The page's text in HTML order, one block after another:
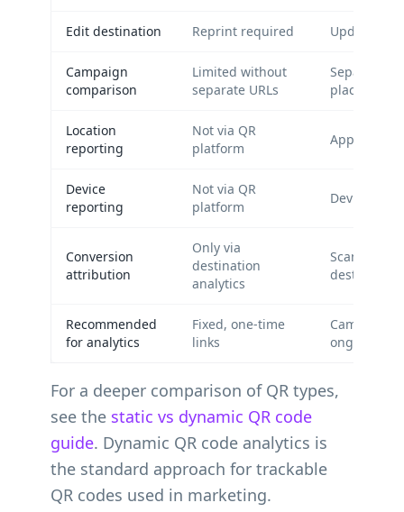
Edit destination Reprint required Update in
Campaign
comparison
Limited without
separate URLs
Separate
placement
Location
reporting
Not via QR
platform
Device
reporting
Not via QR
platform
Device,
Conversion
attribution
Only via
destination
analytics
Scans +
destinations
Recommended
for analytics
Fixed, one-time
links
Campaigns
ongoing
For a deeper comparison of QR types,
see the static vs dynamic QR code
guide. Dynamic QR code analytics is
the standard approach for trackable
QR codes used in marketing.